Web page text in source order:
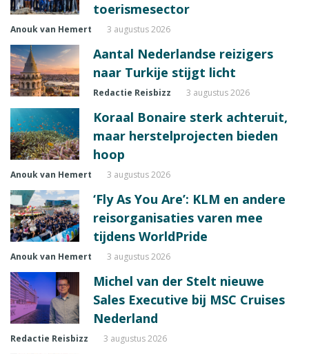
toerismesector
Anouk van Hemert 3 augustus 2026
Aantal Nederlandse reizigers
naar Turkije stijgt licht
Redactie Reisbizz 3 augustus 2026
Koraal Bonaire sterk achteruit,
maar herstelprojecten bieden
hoop
Anouk van Hemert 3 augustus 2026
‘Fly As You Are’: KLM en andere
reisorganisaties varen mee
tijdens WorldPride
Anouk van Hemert 3 augustus 2026
Michel van der Stelt nieuwe
Sales Executive bij MSC Cruises
Nederland
Redactie Reisbizz 3 augustus 2026